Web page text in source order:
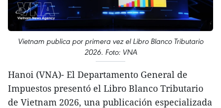
Vietnam publica por primera vez el Libro Blanco Tributario
2026. Foto: VNA
Hanoi (VNA)- El Departamento General de
Impuestos presentó el Libro Blanco Tributario
de Vietnam 2026, una publicación especializada